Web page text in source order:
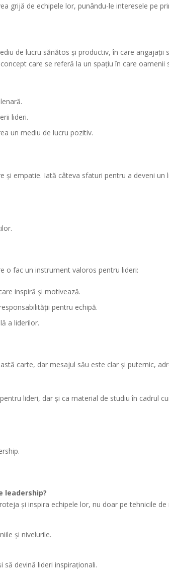
grijă de echipele lor, punându-le interesele pe
de lucru sănătos și productiv, în care angajații
care se referă la un spațiu în care
lideri.
un mediu de lucru pozitiv.
și empatie. Iată câteva sfaturi pentru a deveni un
o fac un instrument valoros pentru lideri:
inspiră și motivează.
pentru echipă.
a liderilor.
carte, dar mesajul său este clar și puternic,
lideri, dar și ca material de studiu în cadrul
leadership?
și inspira echipele lor, nu doar pe tehnicile
și nivelurile.
devină lideri inspiraționali.